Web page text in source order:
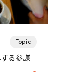
Topic
る参謀